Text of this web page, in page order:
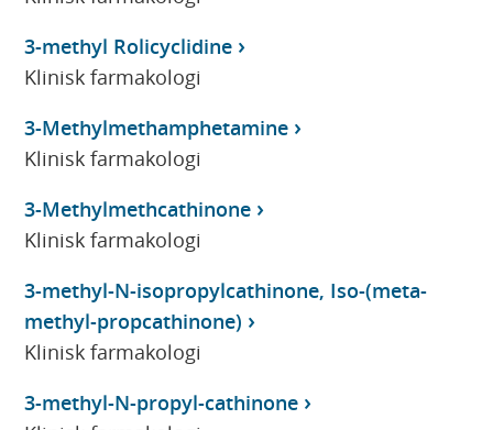
3-methyl Rolicyclidine
Klinisk farmakologi
3-Methylmethamphetamine
Klinisk farmakologi
3-Methylmethcathinone
Klinisk farmakologi
3-methyl-N-isopropylcathinone, Iso-(meta-
methyl-propcathinone)
Klinisk farmakologi
3-methyl-N-propyl-cathinone